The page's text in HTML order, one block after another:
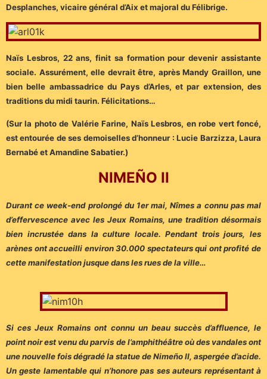
Desplanches, vicaire général d’Aix et majoral du Félibrige.
Naïs Lesbros, 22 ans, finit sa formation pour devenir assistante
sociale. Assurément, elle devrait être, après Mandy Graillon, une
bien belle ambassadrice du Pays d’Arles, et par extension, des
traditions du midi taurin. Félicitations…
(Sur la photo de Valérie Farine, Naïs Lesbros, en robe vert foncé,
est entourée de ses demoiselles d’honneur : Lucie Barzizza, Laura
Bernabé et Amandine Sabatier.)
NIMEÑO II
Durant ce week-end prolongé du 1er mai, Nîmes a connu pas mal
d’effervescence avec les Jeux Romains, une tradition désormais
bien incrustée dans la culture locale. Pendant trois jours, les
arènes ont accueilli environ 30.000 spectateurs qui ont profité de
cette manifestation jusque dans les rues de la ville…
Si ces Jeux Romains ont connu un beau succès d’affluence, le
point noir est venu du parvis de l’amphithéâtre où des vandales ont
une nouvelle fois dégradé la statue de Nimeño II, aspergée d’acide.
Un geste lamentable qui n’honore pas ses auteurs représentant à